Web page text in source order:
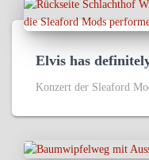
Elvis has
Konzert der Sleaford